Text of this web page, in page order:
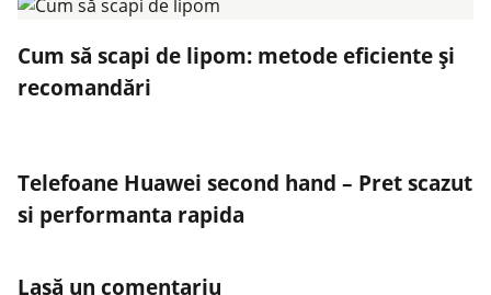
Cum să scapi de lipom: metode eficiente și
recomandări
Telefoane Huawei second hand – Pret scazut
si performanta rapida
Lasă un comentariu